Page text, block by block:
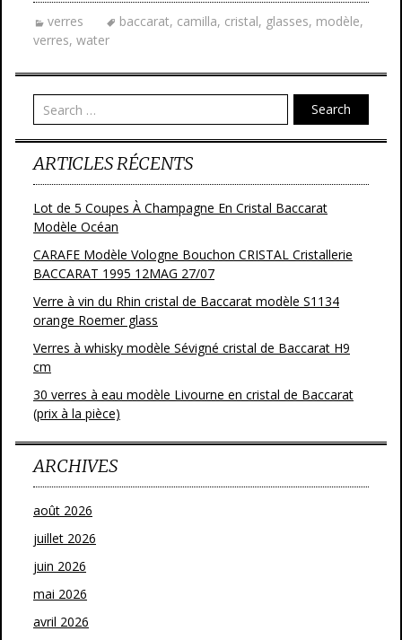
verres baccarat, camilla, cristal, glasses, modèle,
verres, water
Search
ARTICLES RÉCENTS
Lot de 5 Coupes À Champagne En Cristal Baccarat
Modèle Océan
CARAFE Modèle Vologne Bouchon CRISTAL Cristallerie
BACCARAT 1995 12MAG 27/07
Verre à vin du Rhin cristal de Baccarat modèle S1134
orange Roemer glass
Verres à whisky modèle Sévigné cristal de Baccarat H9
cm
30 verres à eau modèle Livourne en cristal de Baccarat
(prix à la pièce)
ARCHIVES
août 2026
juillet 2026
juin 2026
mai 2026
avril 2026